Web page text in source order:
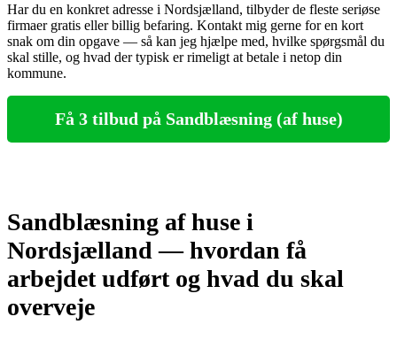
Har du en konkret adresse i Nordsjælland, tilbyder de fleste seriøse
firmaer gratis eller billig befaring. Kontakt mig gerne for en kort
snak om din opgave — så kan jeg hjælpe med, hvilke spørgsmål du
skal stille, og hvad der typisk er rimeligt at betale i netop din
kommune.
Få 3 tilbud på Sandblæsning (af huse)
Sandblæsning af huse i
Nordsjælland — hvordan få
arbejdet udført og hvad du skal
overveje